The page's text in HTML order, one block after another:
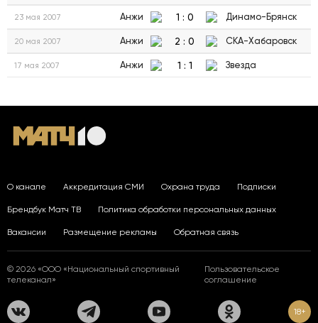
23 мая 2007 Анжи 1 : 0 Динамо-Брянск
20 мая 2007 Анжи 2 : 0 СКА-Хабаровск
17 мая 2007 Анжи 1 : 1 Звезда
О канале Аккредитация СМИ Охрана труда Подписки
Брендбук Матч ТВ Политика обработки персональных данных
Вакансии Размещение рекламы Обратная связь
© 2026 «ООО «Национальный спортивный
телеканал»
Пользовательское
соглашение
18+